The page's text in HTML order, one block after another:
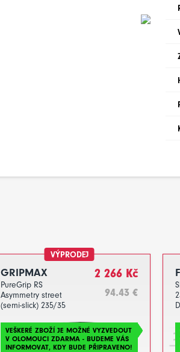
VÝPRODEJ
GRIPMAX
PureGrip RS
Asymmetry street
(semi-slick) 235/35
2 266 Kč
94.43 €
VEŠKERÉ ZBOŽÍ JE MOŽNÉ VYZVEDOUT
V OLOMOUCI ZDARMA - BUDEME VÁS
INFORMOVAT, KDY BUDE PŘIPRAVENO!